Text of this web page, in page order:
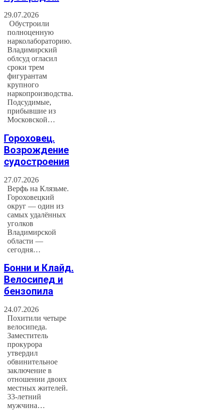
29.07.2026
Обустроили
полноценную
нарколабораторию.
Владимирский
облсуд огласил
сроки трем
фигурантам
крупного
наркопроизводства.
Подсудимые,
прибывшие из
Московской…
Гороховец.
Возрождение
судостроения
27.07.2026
Верфь на Клязьме.
Гороховецкий
округ — один из
самых удалённых
уголков
Владимирской
области —
сегодня…
Бонни и Клайд.
Велосипед и
бензопила
24.07.2026
Похитили четыре
велосипеда.
Заместитель
прокурора
утвердил
обвинительное
заключение в
отношении двоих
местных жителей.
33-летний
мужчина…